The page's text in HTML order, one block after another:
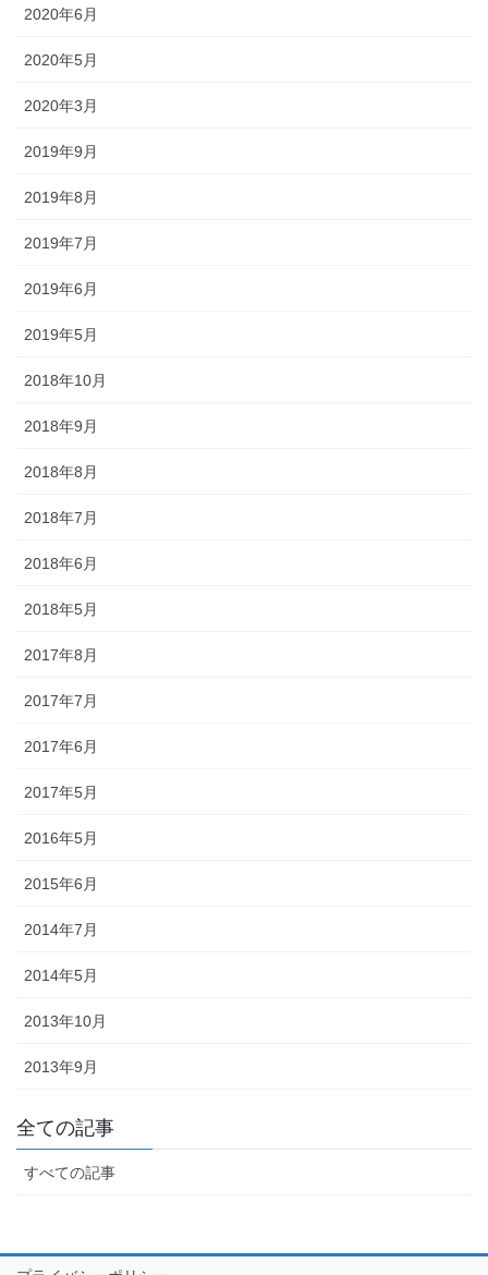
2020年6月
2020年5月
2020年3月
2019年9月
2019年8月
2019年7月
2019年6月
2019年5月
2018年10月
2018年9月
2018年8月
2018年7月
2018年6月
2018年5月
2017年8月
2017年7月
2017年6月
2017年5月
2016年5月
2015年6月
2014年7月
2014年5月
2013年10月
2013年9月
全ての記事
すべての記事
出かけてみる石川のお祭り【必須ア
オリジナル半纏・法被
獅子舞
幕・のれん
ちょうちん
プの提灯など、地域のお祭りや用